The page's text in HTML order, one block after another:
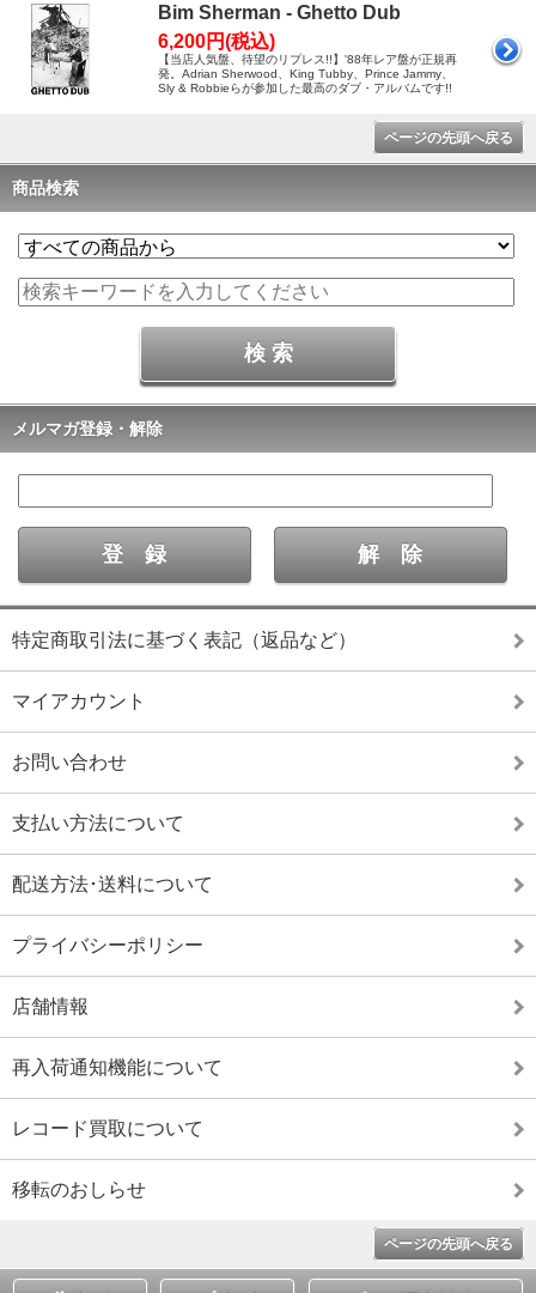
Bim Sherman - Ghetto Dub
6,200円(税込)
【当店人気盤、待望のリプレス!!】'88年レア盤が正規再
発。Adrian Sherwood、King Tubby、Prince Jammy、
Sly & Robbieらが参加した最高のダブ・アルバムです!!
ページの先頭へ戻る
商品検索
メルマガ登録・解除
特定商取引法に基づく表記（返品など）
マイアカウント
お問い合わせ
支払い方法について
配送方法･送料について
プライバシーポリシー
店舗情報
再入荷通知機能について
レコード買取について
移転のおしらせ
ページの先頭へ戻る